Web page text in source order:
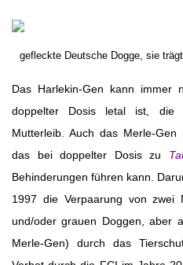
gefleckte Deutsche Dogge, sie
Das Harlekin-Gen kann
doppelter Dosis letal ist, die
Mutterleib. Auch das Merle-
das bei doppelter Dosis zu
Behinderungen führen kann.
1997 die Verpaarung von zwei
und/oder grauen Doggen, aber
Merle-Gen) durch das